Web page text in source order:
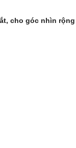
cho góc nhìn rộng